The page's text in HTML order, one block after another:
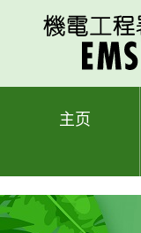
主页